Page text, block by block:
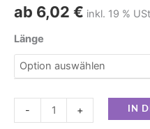
ab 6,02 € inkl. 19 %
Länge
- + IN